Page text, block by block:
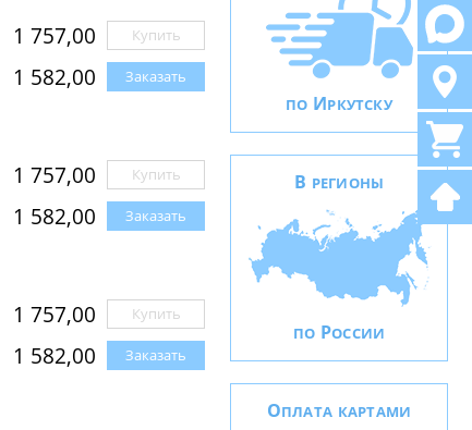
1 757,00 Купить
1 582,00 Заказать
1 757,00 Купить
1 582,00 Заказать
1 757,00 Купить
1 582,00 Заказать
ПО ИРКУТСКУ
В РЕГИОНЫ
ПО РОССИИ
ОПЛАТА КАРТАМИ